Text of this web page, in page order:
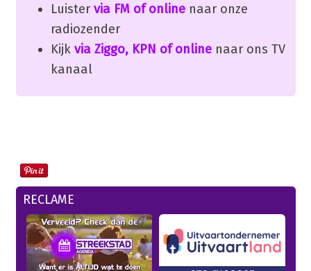
Luister via FM of onlinenaar onze
radiozender
Kijk via Ziggo, KPN of onlinenaar ons TV
kanaal
RECLAME